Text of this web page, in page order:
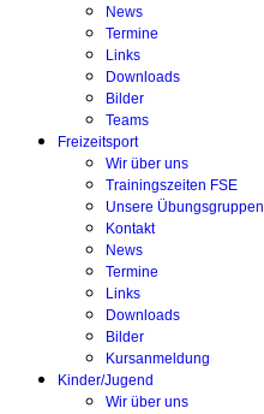
News
Termine
Links
Downloads
Bilder
Teams
Freizeitsport
Wir über uns
Trainingszeiten FSE
Unsere Übungsgruppen
Kontakt
News
Termine
Links
Downloads
Bilder
Kursanmeldung
Kinder/Jugend
Wir über uns